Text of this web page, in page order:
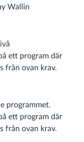
ett program där
från ovan krav.
programmet.
ett program där
från ovan krav.